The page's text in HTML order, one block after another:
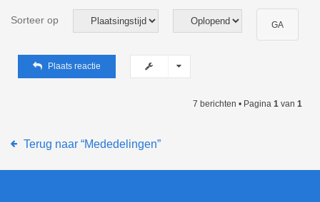
Sorteer op
Plaats reactie
7 berichten • Pagina 1 van 1
Terug naar “Mededelingen”